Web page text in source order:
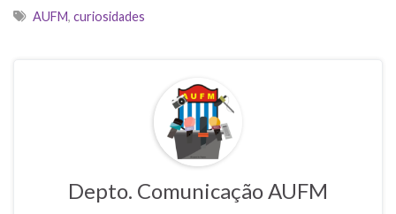
Tags
AUFM, curiosidades
Depto. Comunicação AUFM